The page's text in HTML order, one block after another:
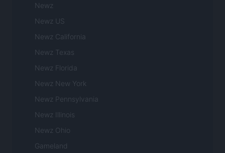
Newz
Newz US
Newz California
Newz Texas
Newz Florida
Newz New York
Newz Pennsylvania
Newz Illinois
Newz Ohio
Gameland